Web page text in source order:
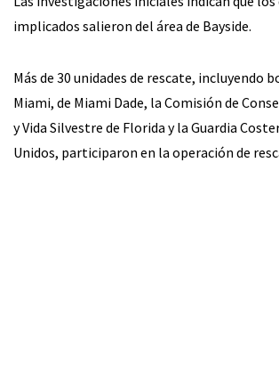
implicados salieron del área de Bayside.
Más de 30 unidades de rescate, incluyendo
Miami, de Miami Dade, la Comisión de
y Vida Silvestre de Florida y la Guardia
Unidos, participaron en la operación de